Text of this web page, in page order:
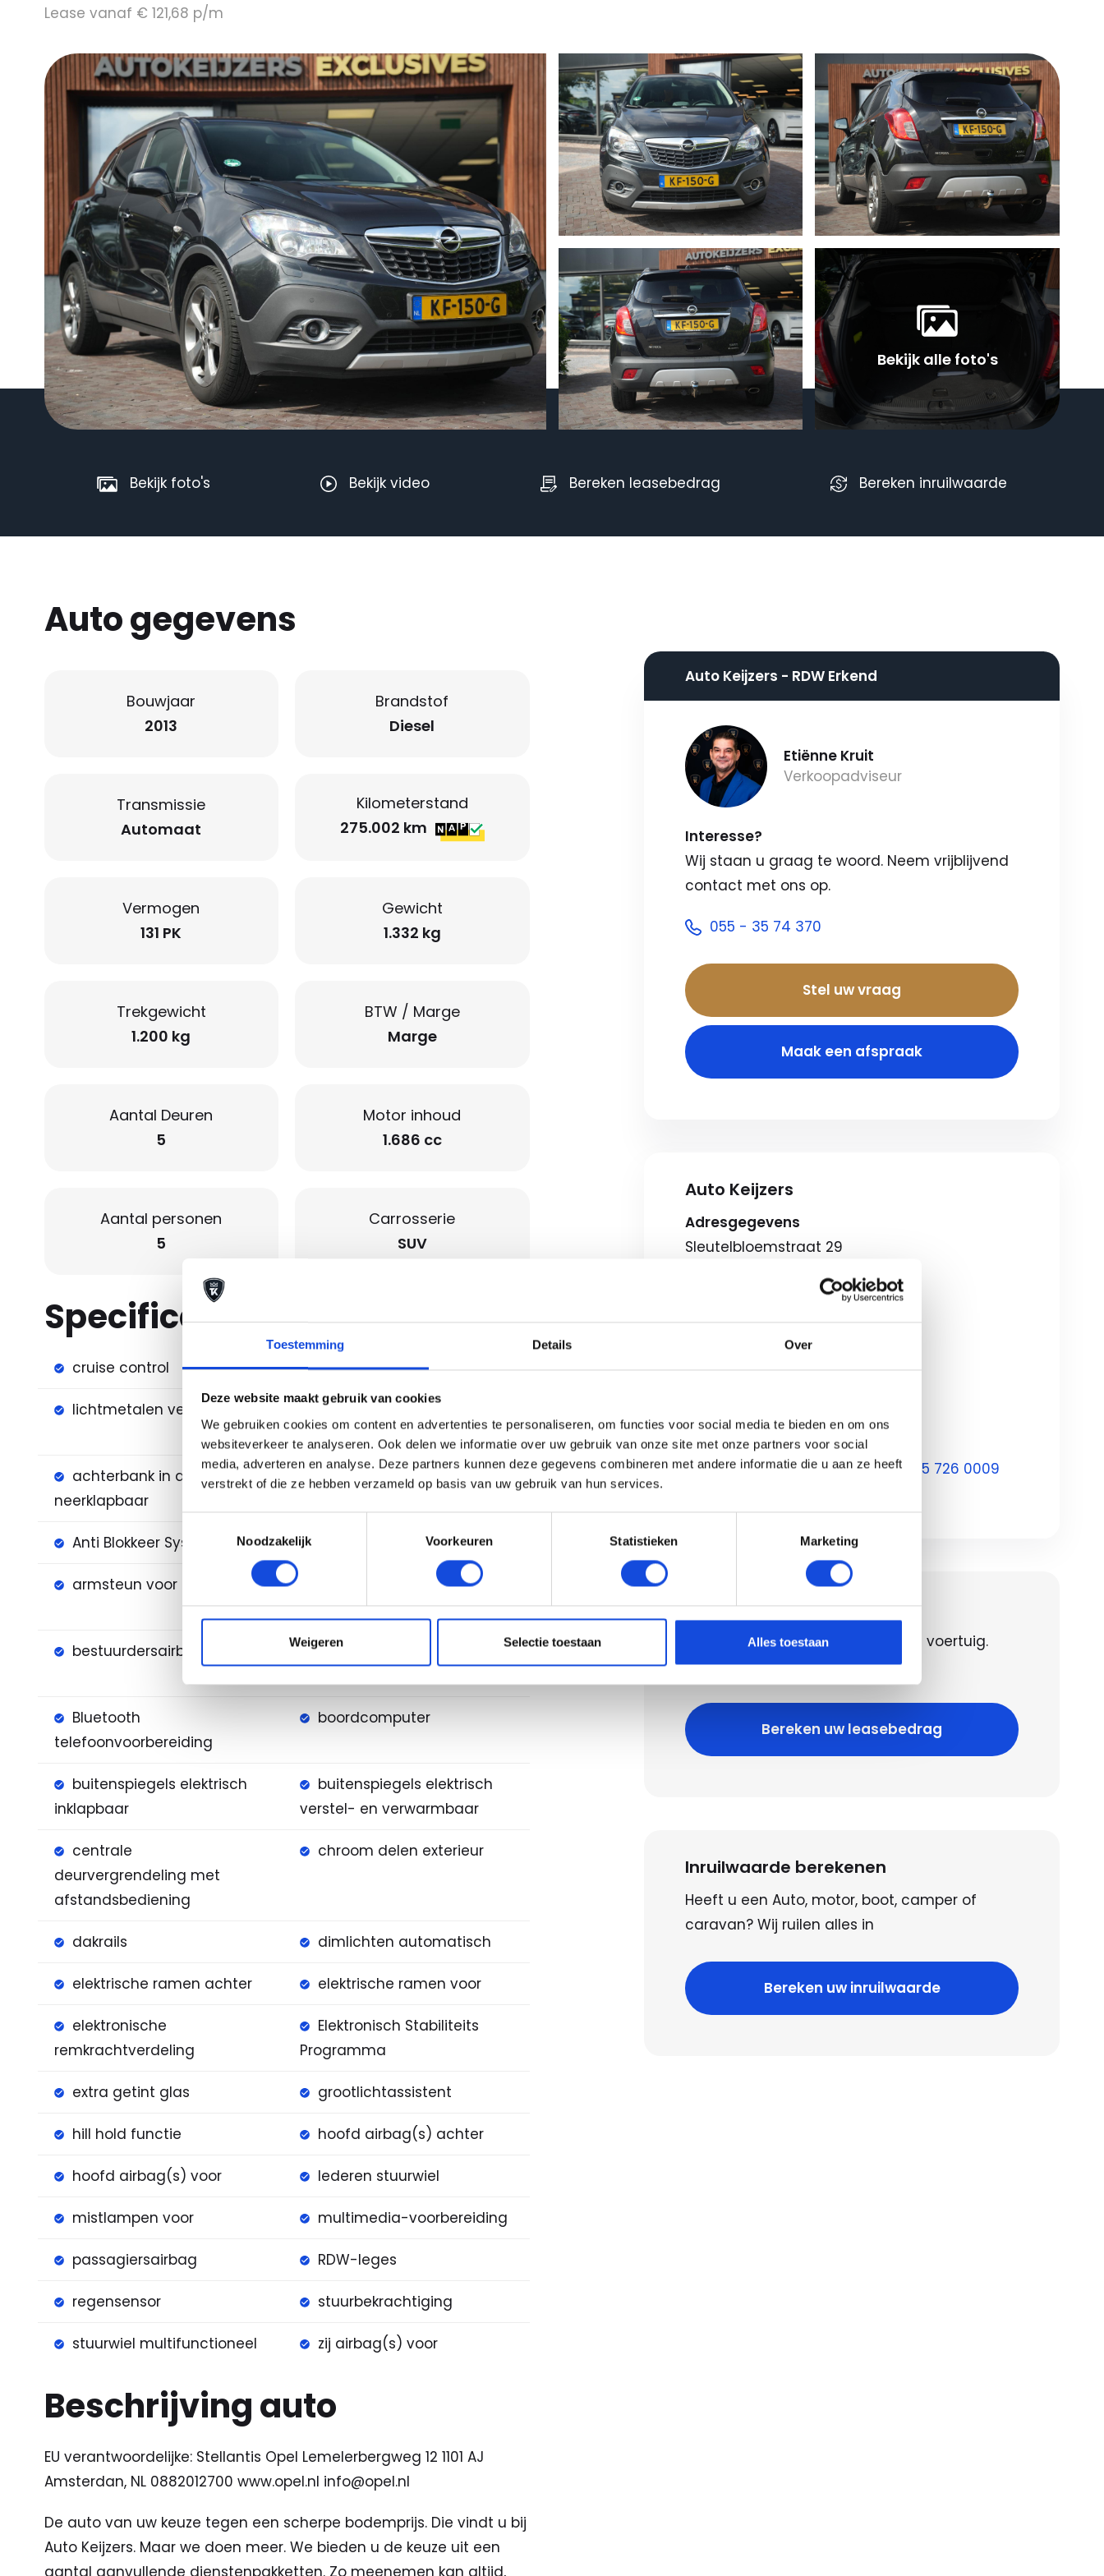
Toestemming Details Over
Deze website maakt gebruik van cookies
We gebruiken cookies om content en advertenties te personaliseren, om functies voor social media te bieden en om ons
websiteverkeer te analyseren. Ook delen we informatie over uw gebruik van onze site met onze partners voor social
media, adverteren en analyse. Deze partners kunnen deze gegevens combineren met andere informatie die u aan ze heeft
verstrekt of die ze hebben verzameld op basis van uw gebruik van hun services.
Noodzakelijk
Voorkeuren Statistieken Marketing
Weigeren Selectie toestaan Alles toestaan
Lease vanaf € 121,68 p/m
Bekijk alle foto's
Bekijk foto's Bekijk video Bereken leasebedrag Bereken inruilwaarde
Auto gegevens
Bouwjaar
2013
Brandstof
Diesel
Transmissie
Automaat
Kilometerstand
275.002 km
Vermogen
131 PK
Gewicht
1.332 kg
Trekgewicht
1.200 kg
BTW / Marge
Marge
Aantal Deuren
5
Motor inhoud
1.686 cc
Aantal personen
5
Carrosserie
SUV
Specificaties
cruise control electronic climate controle
lichtmetalen velgen 18"
parkeersensor voor en
achter
achterbank in delen
neerklapbaar
alarm klasse
Anti Blokkeer Systeem Anti doorSlip Regeling
armsteun voor
audioinstallatie met CD-
speler
bestuurdersairbag
binnenspiegel
Bluetooth
telefoonvoorbereiding
boordcomputer
buitenspiegels elektrisch
inklapbaar
buitenspiegels elektrisch
verstel- en verwarmbaar
centrale
deurvergrendeling met
afstandsbediening
chroom delen exterieur
dakrails dimlichten automatisch
elektrische ramen achter elektrische ramen voor
elektronische
remkrachtverdeling
Elektronisch Stabiliteits
Programma
extra getint glas grootlichtassistent
hill hold functie hoofd airbag(s) achter
hoofd airbag(s) voor lederen stuurwiel
mistlampen voor multimedia-voorbereiding
passagiersairbag RDW-leges
regensensor stuurbekrachtiging
stuurwiel multifunctioneel zij airbag(s) voor
Beschrijving auto
EU verantwoordelijke: Stellantis Opel Lemelerbergweg 12 1101 AJ
Amsterdan, NL 0882012700 www.opel.nl info@opel.nl
De auto van uw keuze tegen een scherpe bodemprijs. Die vindt u bij
Auto Keijzers. Maar we doen meer. We bieden u de keuze uit een
aantal aanvullende dienstenpakketten. Zo meenemen kan altijd,
Auto Keijzers - RDW Erkend
Etiënne Kruit
Verkoopadviseur
Interesse?
Wij staan u graag te woord. Neem vrijblijvend
contact met ons op.
055 - 35 74 370
Stel uw vraag
Maak een afspraak
Auto Keijzers
Adresgegevens
Sleutelbloemstraat 29
Openingstijden
Ma-vr
08:00-18:00
Koopzondagen*
12:00-17:00
Neem contact met ons op via 055 726 0009
Bereken uw leasebedrag
Bereken het leasebedrag voor dit voertuig.
Let op, geld lenen kost ook geld!
Bereken uw leasebedrag
Inruilwaarde berekenen
Heeft u een Auto, motor, boot, camper of
caravan? Wij ruilen alles in
Bereken uw inruilwaarde